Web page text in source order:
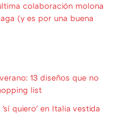
colaboración molona
(y es por una buena
13 diseños que no
list
quiero' en Italia vestida